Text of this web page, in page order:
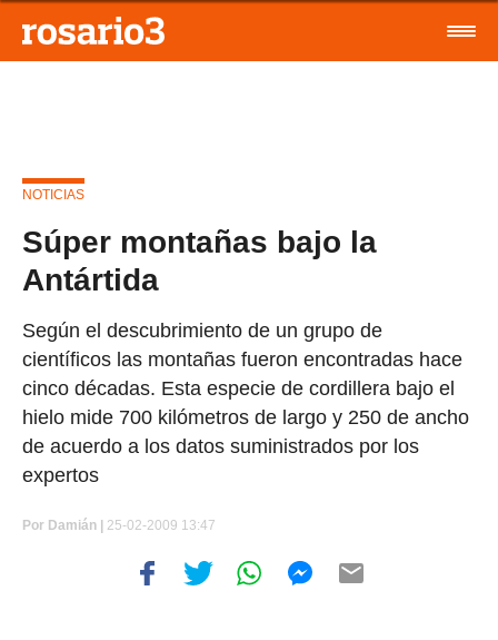
NOTICIAS
Súper montañas bajo la
Antártida
Según el descubrimiento de un grupo de
científicos las montañas fueron encontradas hace
cinco décadas. Esta especie de cordillera bajo el
hielo mide 700 kilómetros de largo y 250 de ancho
de acuerdo a los datos suministrados por los
expertos
Por Damián | 25-02-2009 13:47